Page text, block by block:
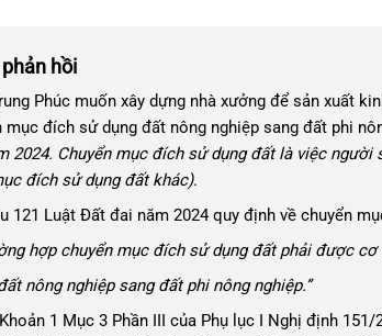
hồi
Phúc muốn xây dựng nhà xưởng để sản xuất
mục đích sử dụng đất nông nghiệp sang đất phi
2024. Chuyển mục đích sử dụng đất là việc
đích sử dụng đất khác).
121 Luật Đất đai năm 2024 quy định về chuyển
hợp chuyển mục đích sử dụng đất phải được
nông nghiệp sang đất phi nông nghiệp.”
1 Mục 3 Phần III của Phụ lục I Nghị định